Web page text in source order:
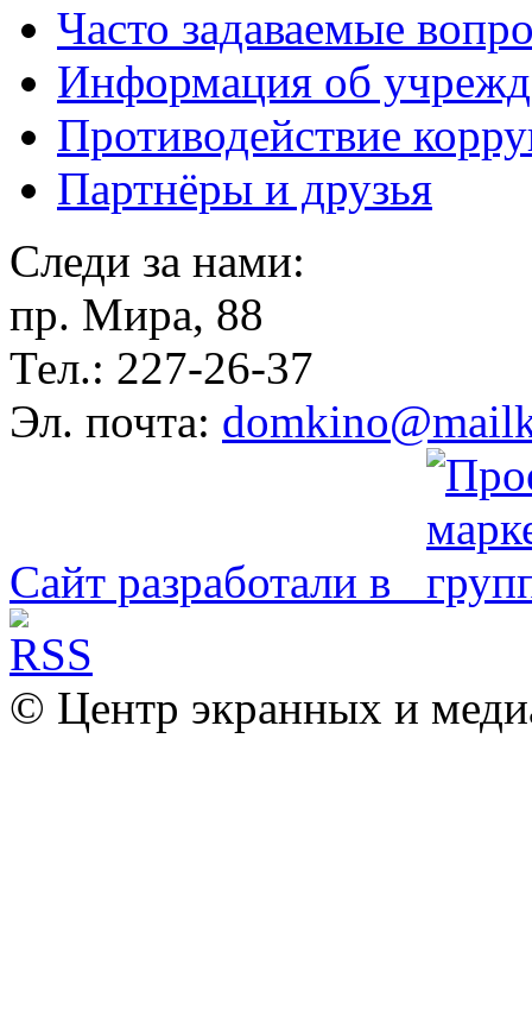
Часто задаваемые
Информация об
Противодействие
Партнёры и друзья
Следи за нами:
пр. Мира, 88
Тел.: 227-26-37
Эл. почта:
Сайт разработали в
© Центр экранных и